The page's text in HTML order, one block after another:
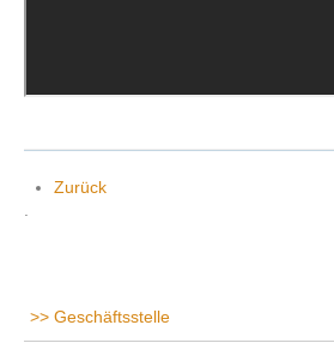
Zurück
Geschäftsstelle